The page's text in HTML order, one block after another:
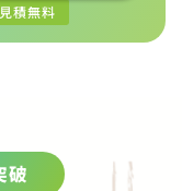
見積無料
破